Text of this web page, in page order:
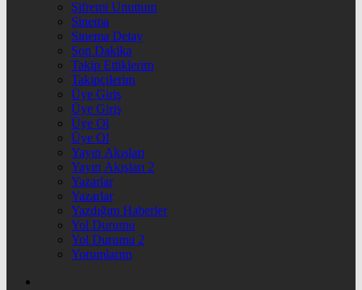
Şifremi Unuttum
Sinema
Sinema Detay
Son Dakika
Takip Ettiklerim
Takipçilerim
Üye Giriş
Üye Giriş
Üye Ol
Üye Ol
Yayın Akışları
Yayın Akışları 2
Yazarlar
Yazarlar
Yazdığım Haberler
Yol Durumu
Yol Durumu 2
Yorumlarım